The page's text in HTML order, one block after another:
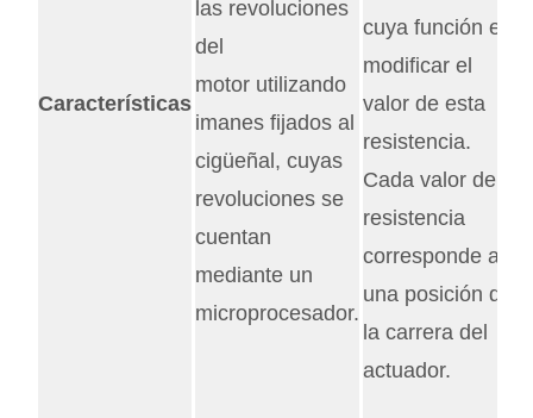
Características
las revoluciones
del
motor utilizando
imanes fijados al
cigüeñal, cuyas
revoluciones se
cuentan
mediante un
microprocesador.
cuya función es
modificar el
valor de esta
resistencia.
Cada valor de
resistencia
corresponde a
una posición de
la carrera del
actuador.